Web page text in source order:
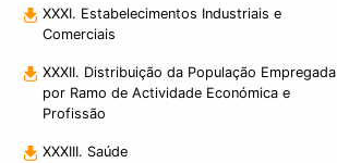
XXXI. Estabelecimentos Industriais e
Comerciais
XXXII. Distribuição da População Empregada
por Ramo de Actividade Económica e
Profissão
XXXIII. Saúde